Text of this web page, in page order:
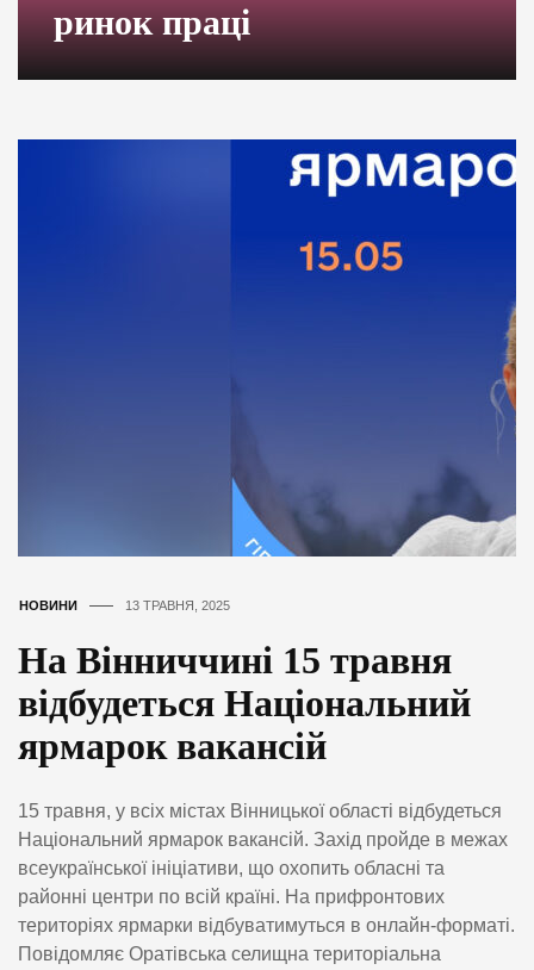
ринок праці
НОВИНИ 13 ТРАВНЯ, 2025
На Вінниччині 15 травня
відбудеться Національний
ярмарок вакансій
15 травня, у всіх містах Вінницької області відбудеться
Національний ярмарок вакансій. Захід пройде в межах
всеукраїнської ініціативи, що охопить обласні та
районні центри по всій країні. На прифронтових
територіях ярмарки відбуватимуться в онлайн-форматі.
Повідомляє Оратівська селищна територіальна